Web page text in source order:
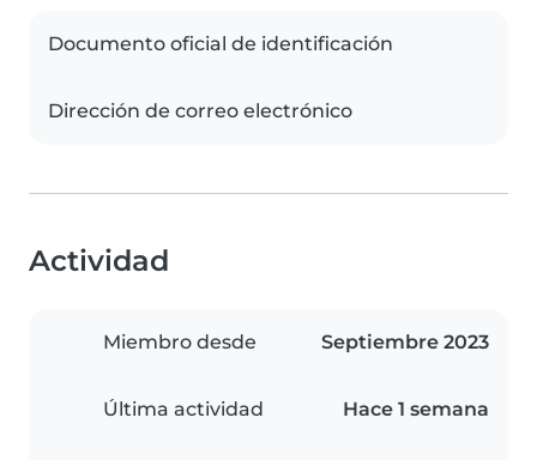
Documento oficial de identificación
Dirección de correo electrónico
Actividad
Miembro desde Septiembre 2023
Última actividad Hace 1 semana